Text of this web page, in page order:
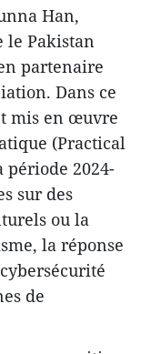
Han,
le Pakistan
partenaire
Dans ce
mis en œuvre
(Practical
période 2024-
sur des
ou la
la réponse
de